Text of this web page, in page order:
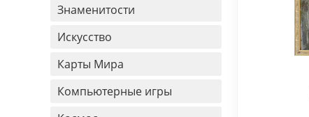
Знаменитости
Искусство
Карты Мира
Компьютерные игры